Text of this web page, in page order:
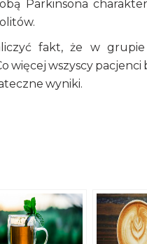
Parkinsona
fakt, że w
więcej wszyscy
wyniki.